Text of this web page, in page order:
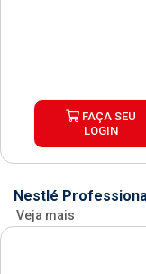
FAÇA SEU
LOGIN
Nestlé
Veja mais